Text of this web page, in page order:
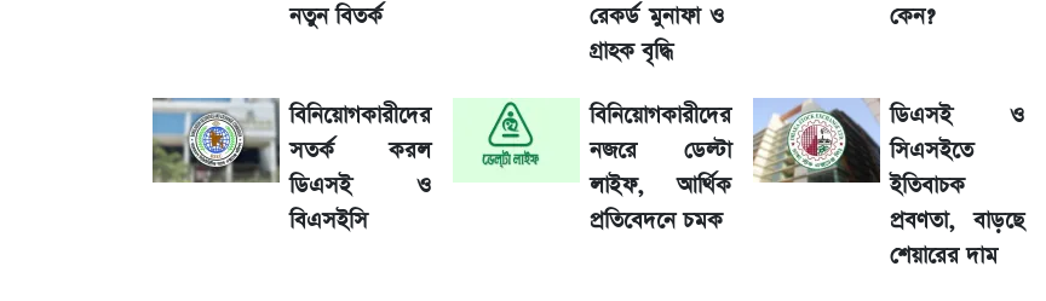
এস আলমের দখলে থাকা ব্যাংক নিয়ে এলো নতুন সিদ্ধান্ত
৬ আগস্ট দেশের বাজারে স্বর্ণের দাম
শেখ হাসিনার দেশে ফেরা নিয়ে যা বললেন রুমিন ফারহানা
নতুন বিতর্ক
রেকর্ড মুনাফা ও
গ্রাহক বৃদ্ধি
কেন?
বিনিয়োগকারীদের
সতর্ক করল
ডিএসই ও
বিএসইসি
বিনিয়োগকারীদের
নজরে ডেল্টা
লাইফ, আর্থিক
প্রতিবেদনে চমক
ডিএসই ও
সিএসইতে
ইতিবাচক
প্রবণতা, বাড়ছে
শেয়ারের দাম